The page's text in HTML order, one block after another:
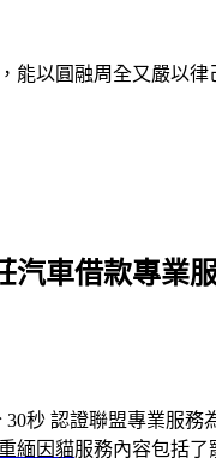
能以圓融周全又嚴以
汽車借款專業
30秒 認證聯盟專業服務
緬因貓服務內容包括了